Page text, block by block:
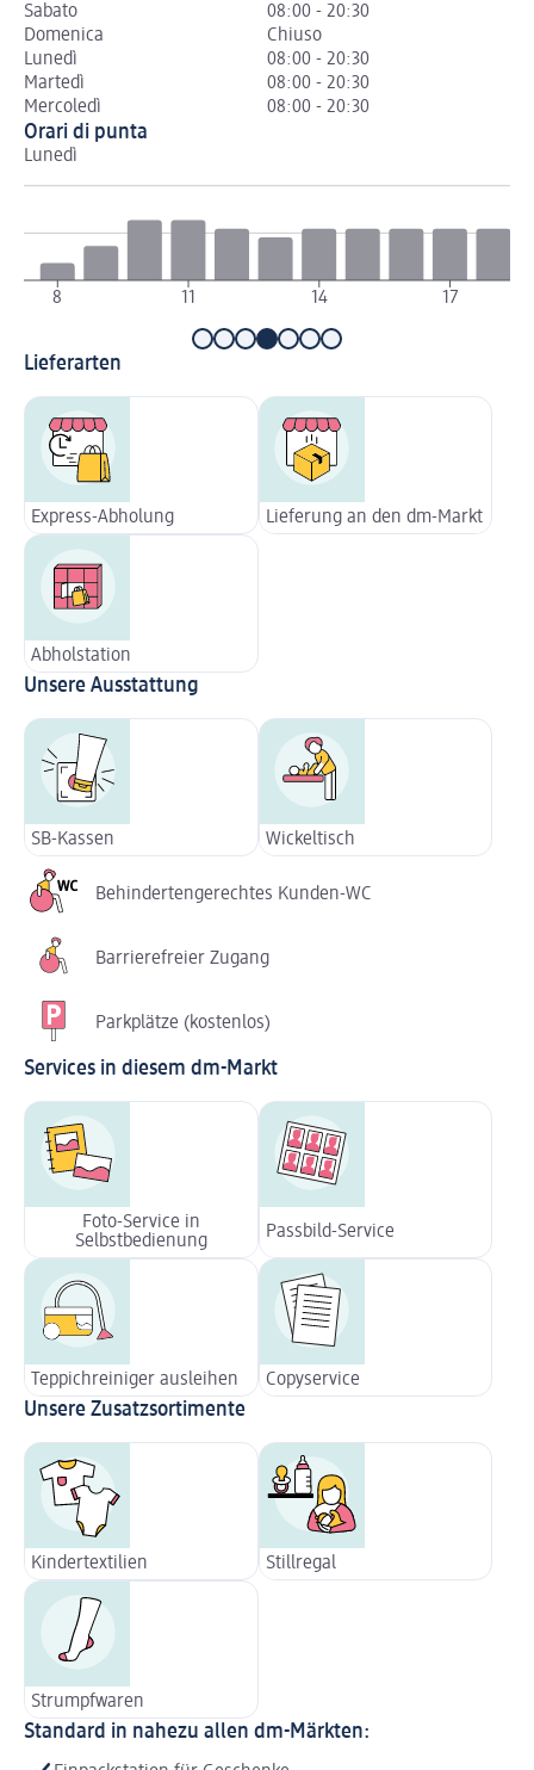
Sabato
08:00 - 20:30
Domenica
Chiuso
Lunedì
08:00 - 20:30
Martedì
08:00 - 20:30
Mercoledì
08:00 - 20:30
Orari di punta
Lunedì
8 11 14 17
Lieferarten
Express-Abholung Lieferung an den dm-Markt
Abholstation
Unsere Ausstattung
SB-Kassen Wickeltisch
Behindertengerechtes Kunden-WC
Barrierefreier Zugang
Parkplätze (kostenlos)
Services in diesem dm-Markt
Foto-Service in
Selbstbedienung
Passbild-Service
Teppichreiniger ausleihen Copyservice
Unsere Zusatzsortimente
Kindertextilien Stillregal
Strumpfwaren
Standard in nahezu allen dm-Märkten: